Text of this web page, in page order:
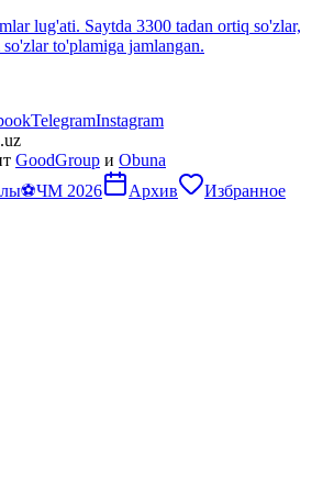
lug'ati. Saytda 3300 tadan ortiq so'zlar,
to'plamiga jamlangan.
TelegramInstagram
GoodGroup и Obuna
⚽ЧМ 2026 Архив Избранное